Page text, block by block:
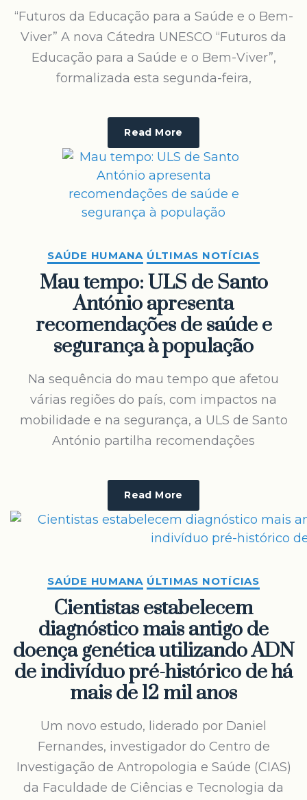
“Futuros da Educação para a Saúde e o Bem-
Viver” A nova Cátedra UNESCO “Futuros da
Educação para a Saúde e o Bem-Viver”,
formalizada esta segunda-feira,
Read More
SAÚDE HUMANA ÚLTIMAS NOTÍCIAS
Mau tempo: ULS de Santo
António apresenta
recomendações de saúde e
segurança à população
Na sequência do mau tempo que afetou
várias regiões do país, com impactos na
mobilidade e na segurança, a ULS de Santo
António partilha recomendações
Read More
SAÚDE HUMANA ÚLTIMAS NOTÍCIAS
Cientistas estabelecem
diagnóstico mais antigo de
doença genética utilizando ADN
de indivíduo pré-histórico de há
mais de 12 mil anos
Um novo estudo, liderado por Daniel
Fernandes, investigador do Centro de
Investigação de Antropologia e Saúde (CIAS)
da Faculdade de Ciências e Tecnologia da